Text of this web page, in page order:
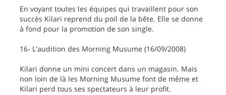
En voyant toutes les équipes qui travaillent pour son
succès Kilari reprend du poil de la bête. Elle se donne
à fond pour la promotion de son single.
16- L'audition des Morning Musume (16/09/2008)
Kilari donne un mini concert dans un magasin. Mais
non loin de là les Morning Musume font de même et
Kilari perd tous ses spectateurs à leur profit.